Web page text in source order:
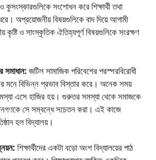
কুসংস্কারগুলিকে সংশােধন করে শিক্ষার্থী তথা
অপ্রয়ােজনীয় বিষয়গুলিকে বাদ দিয়ে আগামী
কৃষ্টি ও সাংস্কৃতিক ঐতিহ্যপূর্ণ বিষয়গুলিকে সংরক্ষণ
সমাধান: জটিল সামাজিক পরিবেশের পরস্পরবিরােধী
মনে বিভিন্ন প্রভাব বিস্তার করে। অনেক সময়
এসে হাজির হয়। গুরুতর সমস্যা থেকে সমাজকে
সে সম্বন্ধে সচেতন করা। এই কাজে
হল বিদ্যালয়।
শিক্ষার্থীদের একটা বড়াে অংশ বিদ্যালয়ের পাঠ